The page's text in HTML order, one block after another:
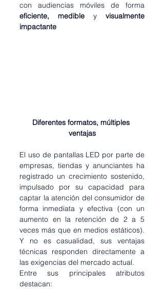
eficiente, medible y visualmente
impactante
Diferentes formatos, múltiples
ventajas
El uso de pantallas LED por parte de
empresas, tiendas y anunciantes ha
registrado un crecimiento sostenido,
impulsado por su capacidad para
captar la atención del consumidor de
forma inmediata y efectiva (con un
aumento en la retención de 2 a 5
veces más que en medios estáticos).
Y no es casualidad, sus ventajas
técnicas responden directamente a
las exigencias del mercado actual.
Entre sus principales atributos
destacan: